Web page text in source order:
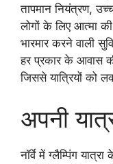
तापमान नियंत्रण,
लोगों के लिए आत्मा
भारमार करने वाली
हर प्रकार के आवास
जिससे यात्रियों को
अपनी
नॉर्वे में ग्लैम्पिंग